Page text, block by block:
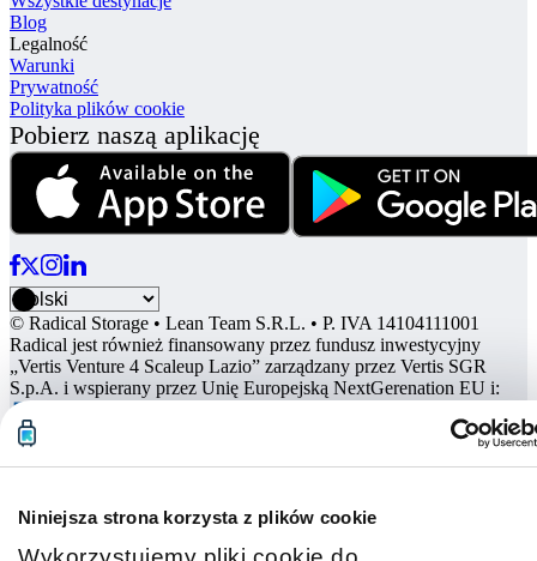
Niniejsza strona korzysta z plików cookie
Blog
Legalność
Warunki
Prywatność
Polityka plików cookie
Pobierz naszą aplikację
© Radical Storage • Lean Team S.R.L. • P. IVA 14104111001
Radical jest również finansowany przez fundusz inwestycyjny
„Vertis Venture 4 Scaleup Lazio” zarządzany przez Vertis SGR
S.p.A. i wspierany przez Unię Europejską NextGerenation EU i: